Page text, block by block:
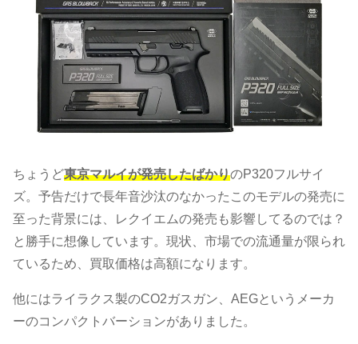
ちょうど東京マルイが発売したばかりのP320フルサイ
ズ。予告だけで長年音沙汰のなかったこのモデルの発売に
至った背景には、レクイエムの発売も影響してるのでは？
と勝手に想像しています。現状、市場での流通量が限られ
ているため、買取価格は高額になります。
他にはライラクス製のCO2ガスガン、AEGというメーカ
ーのコンパクトバーションがありました。